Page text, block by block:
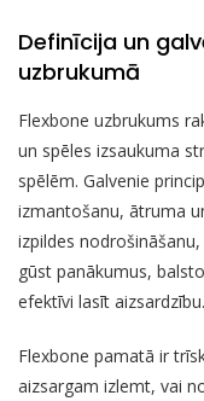
Definīcija un
uzbrukumā
Flexbone uzbrukums
un spēles izsaukuma
spēlēm. Galvenie
izmantošanu, ātruma
izpildes
gūst panākumus,
efektīvi lasīt aizsardzību.
Flexbone pamatā ir
aizsargam izlemt, vai